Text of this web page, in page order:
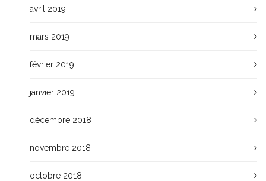
avril 2019
mars 2019
février 2019
janvier 2019
décembre 2018
novembre 2018
octobre 2018